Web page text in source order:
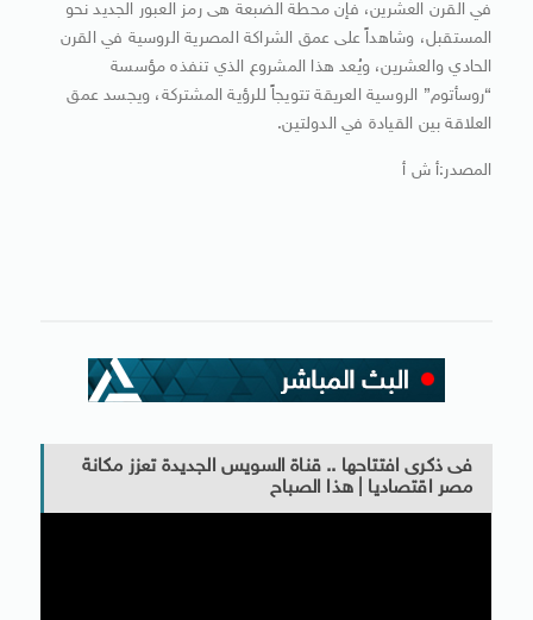
في القرن العشرين، فإن محطة الضبعة هى رمز العبور الجديد نحو
المستقبل، وشاهداً على عمق الشراكة المصرية الروسية في القرن
الحادي والعشرين، ويُعد هذا المشروع الذي تنفذه مؤسسة
“روسأتوم” الروسية العريقة تتويجاً للرؤية المشتركة، ويجسد عمق
العلاقة بين القيادة في الدولتين.
المصدر:أ ش أ
فى ذكرى افتتاحها .. قناة السويس الجديدة تعزز مكانة
مصر اقتصاديا | هذا الصباح